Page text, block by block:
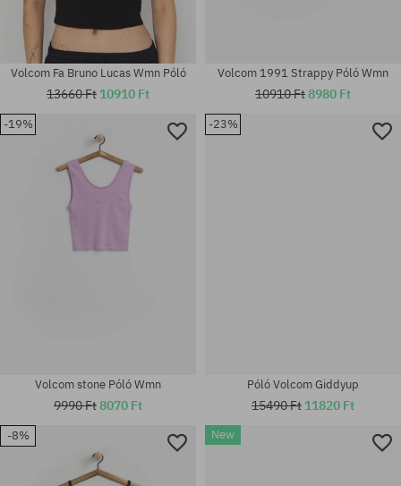
Elérhető méretek:
Elérhető méretek:
Volcom Fa Bruno Lucas Wmn Póló
13660 Ft 10910 Ft
Volcom 1991 Strappy Póló Wmn
10910 Ft8980 Ft
-19%
Volcom stone Póló Wmn
9990 Ft8070 Ft
-23%
Póló Volcom Giddyup
15490 Ft 11820 Ft
-8% New